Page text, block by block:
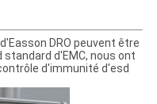
DRO peuvent être
d'EMC, nous ont
d'immunité d'esd